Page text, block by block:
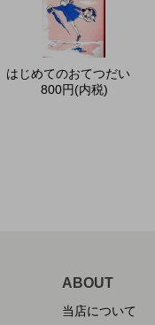
はじめてのおてつだい
800円(内税)
ABOUT
当店について